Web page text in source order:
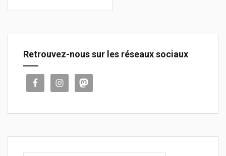
Retrouvez-nous sur les réseaux sociaux